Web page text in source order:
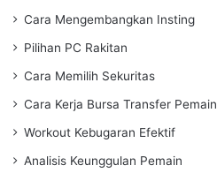
Cara Mengembangkan Insting
Pilihan PC Rakitan
Cara Memilih Sekuritas
Cara Kerja Bursa Transfer Pemain
Workout Kebugaran Efektif
Analisis Keunggulan Pemain